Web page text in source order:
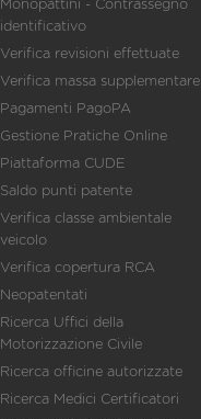
Monopattini - Contrassegno
identificativo
Verifica revisioni effettuate
Verifica massa supplementare
Pagamenti PagoPA
Gestione Pratiche Online
Piattaforma CUDE
Saldo punti patente
Verifica classe ambientale
veicolo
Verifica copertura RCA
Neopatentati
Ricerca Uffici della
Motorizzazione Civile
Ricerca officine autorizzate
Ricerca Medici Certificatori